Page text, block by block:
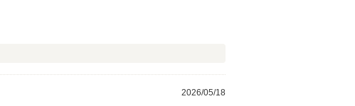
2026/05/18